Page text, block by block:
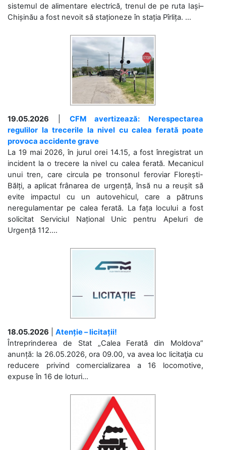
sistemul de alimentare electrică, trenul de pe ruta Iași–
Chișinău a fost nevoit să staționeze în stația Pîrlița. ...
19.05.2026
CFM avertizează: Nerespectarea
regulilor la trecerile la nivel cu calea ferată poate
provoca accidente grave
La 19 mai 2026, în jurul orei 14.15, a fost înregistrat un
incident la o trecere la nivel cu calea ferată. Mecanicul
unui tren, care circula pe tronsonul feroviar Florești-
Bălți, a aplicat frânarea de urgență, însă nu a reușit să
evite impactul cu un autovehicul, care a pătruns
neregulamentar pe calea ferată. La fața locului a fost
solicitat Serviciul Național Unic pentru Apeluri de
Urgență 112....
18.05.2026
Atenție – licitații!
Întreprinderea de Stat „Calea Ferată din Moldova”
anunță: la 26.05.2026, ora 09.00, va avea loc licitaţia cu
reducere privind comercializarea a 16 locomotive,
expuse în 16 de loturi...